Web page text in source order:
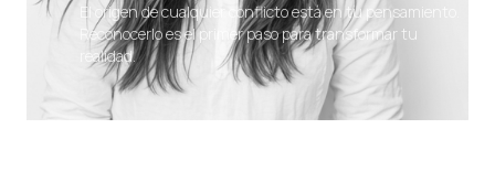
El origen de cualquier conflicto está en tu pensamiento.
Reconocerlo es el primer paso para transformar tu
realidad.